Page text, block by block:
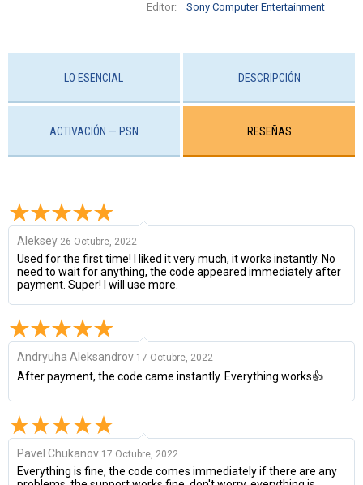
Editor: Sony Computer Entertainment
LO ESENCIAL DESCRIPCIÓN
ACTIVACIÓN — PSN RESEÑAS
Aleksey 26 Octubre, 2022
Used for the first time! I liked it very much, it works instantly. No
need to wait for anything, the code appeared immediately after
payment. Super! I will use more.
Andryuha Aleksandrov 17 Octubre, 2022
After payment, the code came instantly. Everything works👍
Pavel Chukanov 17 Octubre, 2022
Everything is fine, the code comes immediately if there are any